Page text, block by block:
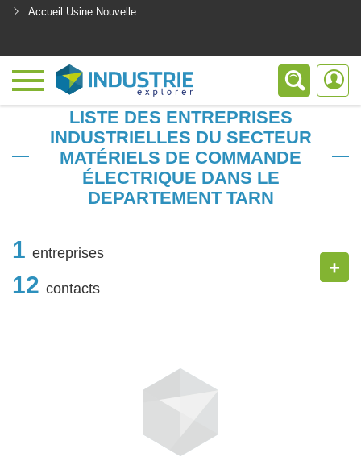
Accueil Usine Nouvelle
LISTE DES ENTREPRISES
INDUSTRIELLES DU SECTEUR
MATÉRIELS DE COMMANDE
ÉLECTRIQUE DANS LE
DEPARTEMENT TARN
1 entreprises
12 contacts
+